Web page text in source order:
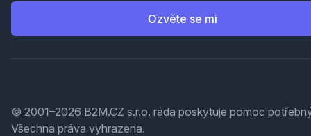
Ozvěte se mi
© 2001–2026 B2M.CZ s.r.o. ráda poskytuje pomoc
Všechna práva vyhrazena.